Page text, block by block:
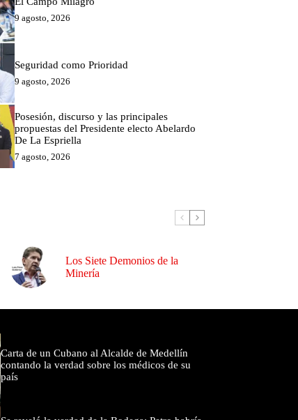
9 agosto, 2026
Seguridad como Prioridad
9 agosto, 2026
Posesión, discurso y las principales
propuestas del Presidente electo Abelardo
De La Espriella
7 agosto, 2026
Los Siete Demonios de la
Minería
Carta de un Cubano al Alcalde de Medellín
contando la verdad sobre los médicos de su
país